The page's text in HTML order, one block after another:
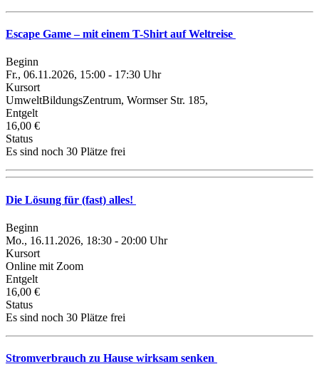
Escape Game – mit einem T-Shirt auf Weltreise
Beginn
Fr., 06.11.2026, 15:00 - 17:30 Uhr
Kursort
UmweltBildungsZentrum, Wormser Str. 185,
Entgelt
16,00 €
Status
Es sind noch 30 Plätze frei
Die Lösung für (fast) alles!
Beginn
Mo., 16.11.2026, 18:30 - 20:00 Uhr
Kursort
Online mit Zoom
Entgelt
16,00 €
Status
Es sind noch 30 Plätze frei
Stromverbrauch zu Hause wirksam senken